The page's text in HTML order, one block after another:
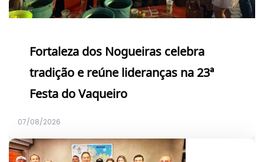
Fortaleza dos Nogueiras celebra
tradição e reúne lideranças na 23ª
Festa do Vaqueiro
07/08/2026